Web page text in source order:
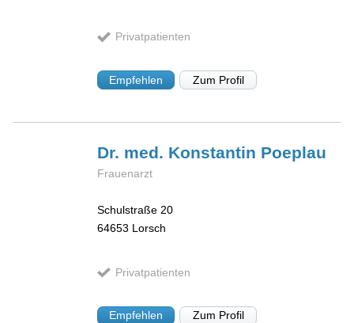
Privatpatienten
Empfehlen Zum Profil
Dr. med. Konstantin Poeplau
Frauenarzt
Schulstraße 20
64653 Lorsch
Privatpatienten
Empfehlen Zum Profil